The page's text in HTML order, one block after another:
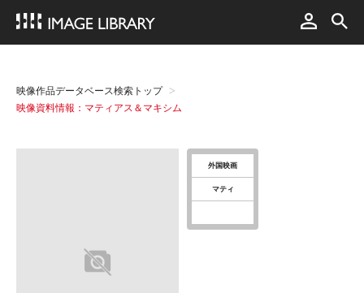
映像作品データベース検索トップ
映像資料情報：マティアス＆マキシム
外国映画
マティ